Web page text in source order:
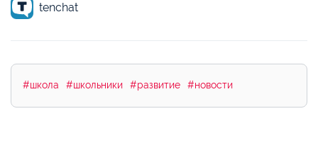
tenchat
#школа #школьники #развитие #новости